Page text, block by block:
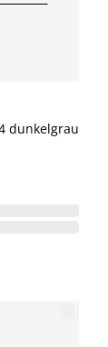
dunkelgrau